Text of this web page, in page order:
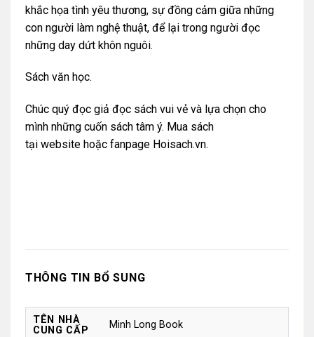
khắc họa tình yêu thương, sự đồng cảm giữa những
con người làm nghệ thuật, để lại trong người đọc
những day dứt khôn nguôi.
Sách văn học.
Chúc quý đọc giả đọc sách vui vẻ và lựa chọn cho
mình những cuốn sách tâm ý. Mua sách
tại websitehoặc fanpage Hoisach.vn.
THÔNG TIN BỔ SUNG
TÊN NHÀ
CUNG CẤP
Minh Long Book